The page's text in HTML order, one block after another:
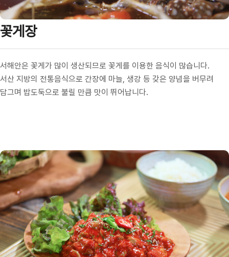
꽃게장
서해안은 꽃게가 많이 생산되므로 꽃게를 이용한 음식이 많습니다.
서산 지방의 전통음식으로 간장에 마늘, 생강 등 갖은 양념을 버무려
담그며 밥도둑으로 불릴 만큼 맛이 뛰어납니다.